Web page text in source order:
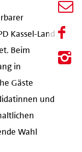
Kassel-Land
Beim
in
Gäste
und
Wahl